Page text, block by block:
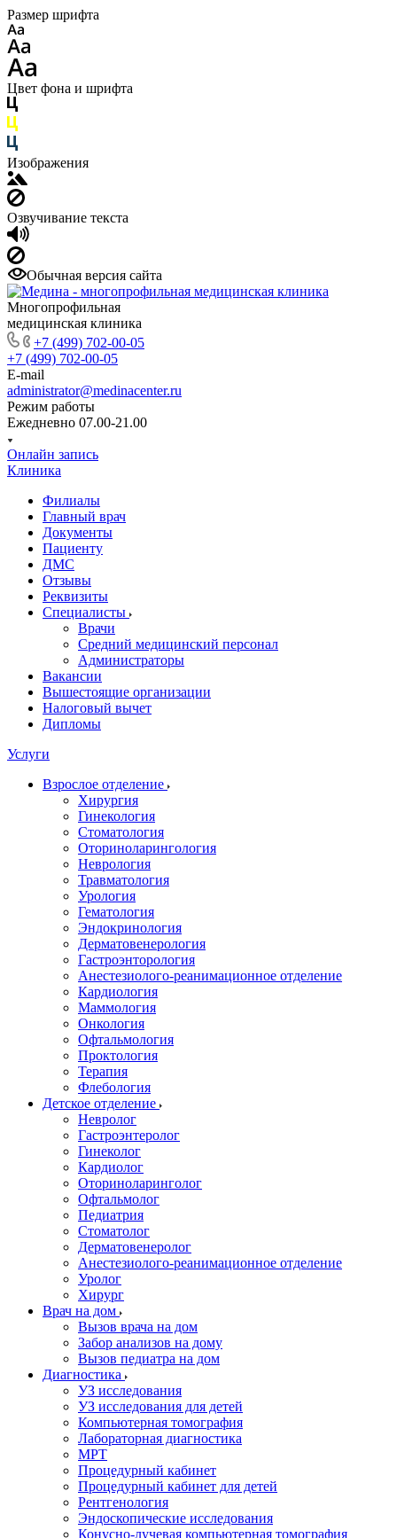
Размер шрифта
Цвет фона и шрифта
Изображения
Озвучивание текста
Обычная версия сайта
Многопрофильная
медицинская клиника
+7 (499) 702-00-05
+7 (499) 702-00-05
E-mail
administrator@medinacenter.ru
Режим работы
Ежедневно 07.00-21.00
Онлайн запись
Клиника
Филиалы
Главный врач
Документы
Пациенту
ДМС
Отзывы
Реквизиты
Специалисты
Врачи
Средний медицинский персонал
Администраторы
Вакансии
Вышестоящие организации
Налоговый вычет
Дипломы
Услуги
Взрослое отделение
Хирургия
Гинекология
Стоматология
Оториноларингология
Неврология
Травматология
Урология
Гематология
Эндокринология
Дерматовенерология
Гастроэнторология
Анестезиолого-реанимационное отделение
Кардиология
Маммология
Онкология
Офтальмология
Проктология
Терапия
Флебология
Детское отделение
Невролог
Гастроэнтеролог
Гинеколог
Кардиолог
Оториноларинголог
Офтальмолог
Педиатрия
Стоматолог
Дерматовенеролог
Анестезиолого-реанимационное отделение
Уролог
Хирург
Врач на дом
Вызов врача на дом
Забор анализов на дому
Вызов педиатра на дом
Диагностика
УЗ исследования
УЗ исследования для детей
Компьютерная томография
Лабораторная диагностика
МРТ
Процедурный кабинет
Процедурный кабинет для детей
Рентгенология
Эндоскопические исследования
Конусно-лучевая компьютерная томография